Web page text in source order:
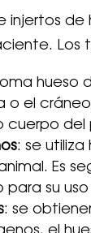
injertos
Los
hueso
o el
cuerpo
: se
Es
su uso
: se